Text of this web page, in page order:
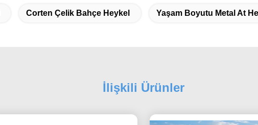
Corten Çelik Bahçe Heykel Yaşam Boyutu Metal At
İlişkili Ürünler